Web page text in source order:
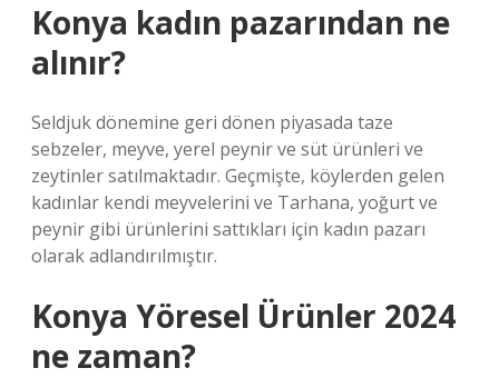
Konya kadın pazarından ne
alınır?
Seldjuk dönemine geri dönen piyasada taze
sebzeler, meyve, yerel peynir ve süt ürünleri ve
zeytinler satılmaktadır. Geçmişte, köylerden gelen
kadınlar kendi meyvelerini ve Tarhana, yoğurt ve
peynir gibi ürünlerini sattıkları için kadın pazarı
olarak adlandırılmıştır.
Konya Yöresel Ürünler 2024
ne zaman?